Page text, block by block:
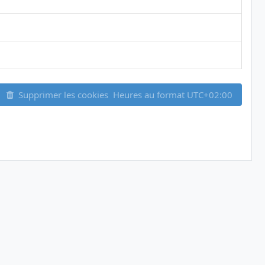
Supprimer les cookies Heures au format UTC+02:00